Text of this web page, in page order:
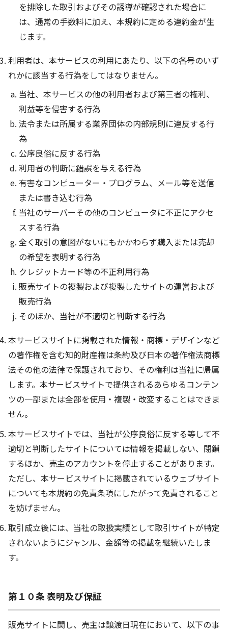
を排除した取引およびその誘導が確認された場合に
は、通常の手数料に加え、本規約に定める違約金が生
じます。
利用者は、本サービスの利用にあたり、以下の各号のいず
れかに該当する行為をしてはなりません。
当社、本サービスの他の利用者および第三者の権利、
利益等を侵害する行為
法令または所属する業界団体の内部規則に違反する行
為
公序良俗に反する行為
利用者の判断に錯誤を与える行為
有害なコンピューター・プログラム、メール等を送信
または書き込む行為
当社のサーバーその他のコンピュータに不正にアクセ
スする行為
全く取引の意図がないにもかかわらず購入または売却
の希望を表明する行為
クレジットカード等の不正利用行為
販売サイトの複製および複製したサイトの運営および
販売行為
そのほか、当社が不適切と判断する行為
本サービスサイトに掲載された情報・商標・デザインなど
の著作権を含む知的財産権は条約及び日本の著作権法商標
法その他の法律で保護されており、その権利は当社に帰属
します。本サービスサイトで提供されるあらゆるコンテン
ツの一部または全部を使用・複製・改変することはできま
せん。
本サービスサイトでは、当社が公序良俗に反する等して不
適切と判断したサイトについては情報を掲載しない、閉鎖
するほか、売主のアカウントを停止することがあります。
ただし、本サービスサイトに掲載されているウェブサイト
についても本規約の免責条項にしたがって免責されること
を妨げません。
取引成立後には、当社の取扱実績として取引サイトが特定
されないようにジャンル、金額等の掲載を継続いたしま
す。
第１０条 表明及び保証
販売サイトに関し、売主は譲渡日現在において、以下の事